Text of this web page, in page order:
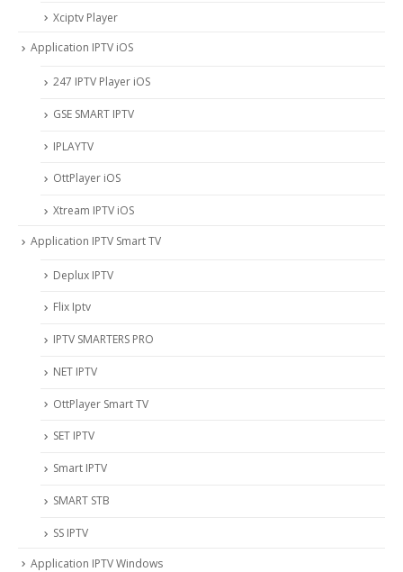
Xciptv Player
Application IPTV iOS
247 IPTV Player iOS
‎GSE SMART IPTV
IPLAYTV
OttPlayer iOS
Xtream IPTV iOS
Application IPTV Smart TV
Deplux IPTV
Flix Iptv
IPTV SMARTERS PRO
NET IPTV
OttPlayer Smart TV
SET IPTV
Smart IPTV
SMART STB
SS IPTV
Application IPTV Windows